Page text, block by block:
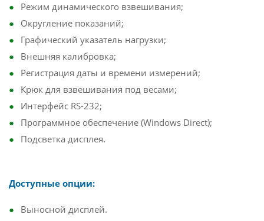
Режим динамического взвешивания;
Округление показаний;
Графический указатель нагрузки;
Внешняя калибровка;
Регистрация даты и времени измерений;
Крюк для взвешивания под весами;
Интерфейс RS-232;
Программное обеспечение (Windows Direct);
Подсветка дисплея.
Доступные опции:
Выносной дисплей.